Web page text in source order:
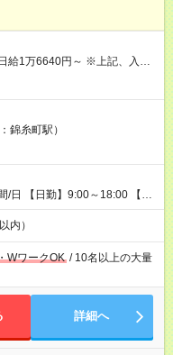
給1万6640円～ ※上記、入社
新任研修の終了から100日以内
即時払いサービス『クリア
から 現金で給与を受け取れ
一部(9，000円)は手渡しで支
） ┗研修期間中も交通費全額
錦糸町駅）
/日 【日勤】9:00～18:00 【夜
トの申告は電話・メールで
な時など、自由に働けます
内）
WワークOK / 10名以上の大量
詳細へ